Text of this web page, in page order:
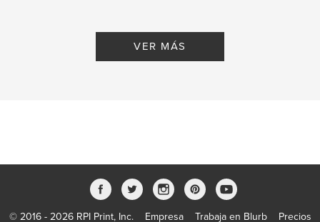
VER MÁS
© 2016 - 2026 RPI Print, Inc. Empresa Trabaja en Blurb Precios